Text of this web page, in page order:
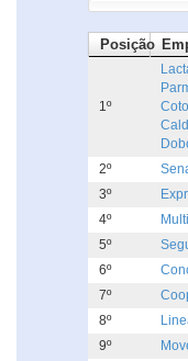
Posição
1º
2º
3º
4º
5º
6º
7º
8º
9º